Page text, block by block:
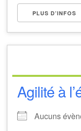
PLUS D’INFOS
Agilité à
Aucuns